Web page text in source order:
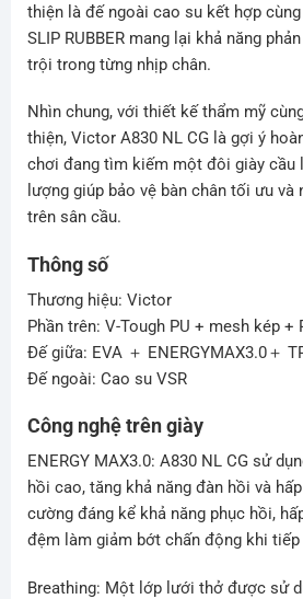
thiện là đế ngoài cao su kết hợp
SLIP RUBBER mang lại khả năng
trội trong từng nhịp chân.
Nhìn chung, với thiết kế thẩm mỹ
thiện, Victor A830 NL CG là gợi ý
chơi đang tìm kiếm một đôi giày cầu
lượng giúp bảo vệ bàn chân tối ưu và
trên sân cầu.
Thông số
Thương hiệu: Victor
Phần trên: V-Tough PU + mesh kép +
Đế giữa: EVA ＋ ENERGYMAX3.0＋
Đế ngoài: Cao su VSR
Công nghệ trên giày
ENERGY MAX3.0: A830 NL CG sử
hồi cao, tăng khả năng đàn hồi và
cường đáng kể khả năng phục hồi,
đệm làm giảm bớt chấn động khi tiếp
Breathing: Một lớp lưới thở được sử